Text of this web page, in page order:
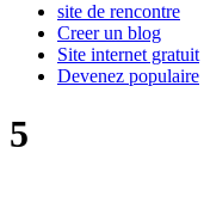
site de rencontre
Creer un blog
Site internet gratuit
Devenez populaire
5